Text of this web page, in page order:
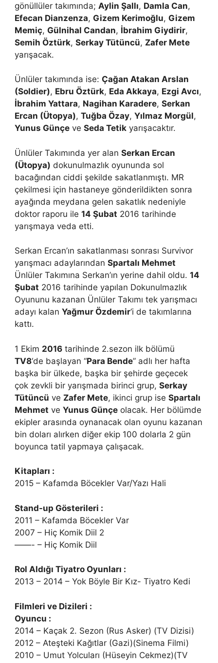
gönüllüler takımında; Aylin Şallı, Damla Can,
Efecan Dianzenza, Gizem Kerimoğlu, Gizem
Memiç, Gülnihal Candan, İbrahim Giydirir,
Semih Öztürk, Serkay Tütüncü, Zafer Mete
yarışacak.
Ünlüler takımında ise: Çağan Atakan Arslan
(Soldier), Ebru Öztürk, Eda Akkaya, Ezgi Avcı,
İbrahim Yattara, Nagihan Karadere, Serkan
Ercan (Ütopya), Tuğba Özay, Yılmaz Morgül,
Yunus Günçe ve Seda Tetik yarışacaktır.
Ünlüler Takımında yer alan Serkan Ercan
(Ütopya) dokunulmazlık oyununda sol
bacağından ciddi şekilde sakatlanmıştı. MR
çekilmesi için hastaneye gönderildikten sonra
ayağında meydana gelen sakatlık nedeniyle
doktor raporu ile 14 Şubat 2016 tarihinde
yarışmaya veda etti.
Serkan Ercan’ın sakatlanması sonrası Survivor
yarışmacı adaylarından Spartalı Mehmet
Ünlüler Takımına Serkan’ın yerine dahil oldu. 14
Şubat 2016 tarihinde yapılan Dokunulmazlık
Oyununu kazanan Ünlüler Takımı tek yarışmacı
adayı kalan Yağmur Özdemir‘i de takımlarına
kattı.
1 Ekim 2016 tarihinde 2.sezon ilk bölümü
TV8‘de başlayan “Para Bende” adlı her hafta
başka bir ülkede, başka bir şehirde geçecek
çok zevkli bir yarışmada birinci grup, Serkay
Tütüncü ve Zafer Mete, ikinci grup ise Spartalı
Mehmet ve Yunus Günçe olacak. Her bölümde
ekipler arasında oynanacak olan oyunu kazanan
bin doları alırken diğer ekip 100 dolarla 2 gün
boyunca tatil yapmaya çalışacak.
Kitapları :
2015 – Kafamda Böcekler Var/Yazı Hali
Stand-up Gösterileri :
2011 – Kafamda Böcekler Var
2007 – Hiç Komik Diil 2
——- – Hiç Komik Diil
Rol Aldığı Tiyatro Oyunları :
2013 – 2014 – Yok Böyle Bir Kız- Tiyatro Kedi
Filmleri ve Dizileri :
Oyuncu :
2014 – Kaçak 2. Sezon (Rus Asker) (TV Dizisi)
2012 – Ateşteki Kağıtlar (Gazi)(Sinema Filmi)
2010 – Umut Yolcuları (Hüseyin Cekmez)(TV